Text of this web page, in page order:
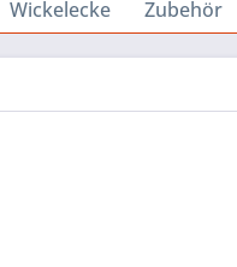
Wickelecke Zubehör